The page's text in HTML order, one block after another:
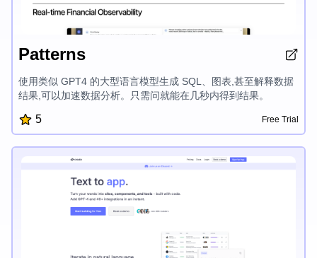
Patterns
使用类似 GPT4 的大型语言模型生成 SQL、图表,甚至解释数据
结果,可以加速数据分析。只需问就能在几秒内得到结果。
5 Free Trial